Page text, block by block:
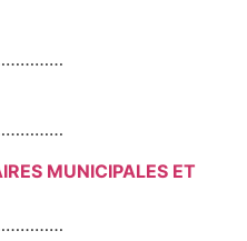
MUNICIPALES ET